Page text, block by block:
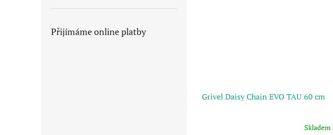
Přijímáme online platby
Grivel Daisy Chain EVO TAU 60 cm
Skladem